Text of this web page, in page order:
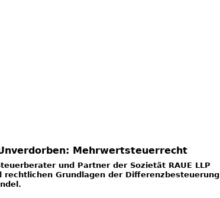
Mehrwertsteuerrecht
und Partner der Sozietät RAUE LLP
Grundlagen der Differenzbesteuerung